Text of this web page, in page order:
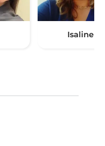
Isaline